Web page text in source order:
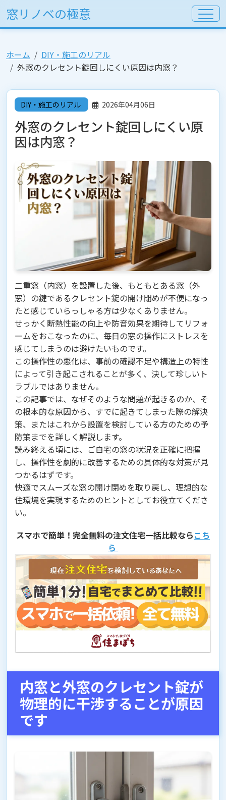
窓リノベの極意
ホーム
DIY・施工のリアル
外窓のクレセント錠回しにくい原因は内窓？
DIY・施工のリアル 2026年04月06日
外窓のクレセント錠回しにくい原
因は内窓？
二重窓（内窓）を設置した後、もともとある窓（外
窓）の鍵であるクレセント錠の開け閉めが不便になっ
たと感じていらっしゃる方は少なくありません。
せっかく断熱性能の向上や防音効果を期待してリフォ
ームをおこなったのに、毎日の窓の操作にストレスを
感じてしまうのは避けたいものです。
この操作性の悪化は、事前の確認不足や構造上の特性
によって引き起こされることが多く、決して珍しいト
ラブルではありません。
この記事では、なぜそのような問題が起きるのか、そ
の根本的な原因から、すでに起きてしまった際の解決
策、またはこれから設置を検討している方のための予
防策までを詳しく解説します。
読み終える頃には、ご自宅の窓の状況を正確に把握
し、操作性を劇的に改善するための具体的な対策が見
つかるはずです。
快適でスムーズな窓の開け閉めを取り戻し、理想的な
住環境を実現するためのヒントとしてお役立てくださ
い。
スマホで簡単！完全無料の注文住宅一括比較ならこち
ら
内窓と外窓のクレセント錠が
物理的に干渉することが原因
です